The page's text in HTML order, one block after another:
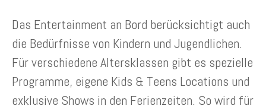
Das Entertainment an Bord berücksichtigt auch
die Bedürfnisse von Kindern und Jugendlichen.
Für verschiedene Altersklassen gibt es spezielle
Programme, eigene Kids & Teens Locations und
exklusive Shows in den Ferienzeiten. So wird für